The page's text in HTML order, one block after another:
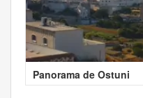
Panorama de Ostuni